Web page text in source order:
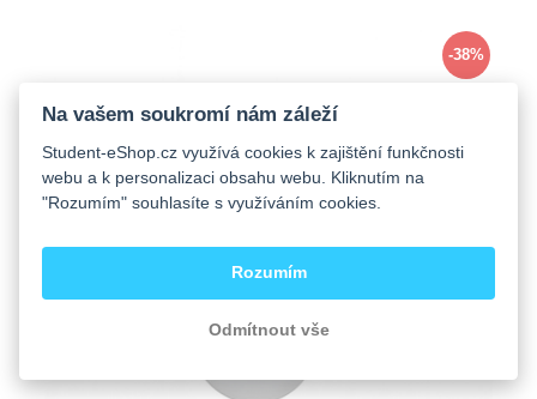
-38%
Na vašem soukromí nám záleží
Student-eShop.cz využívá cookies k zajištění funkčnosti
webu a k personalizaci obsahu webu. Kliknutím na
"Rozumím" souhlasíte s využíváním cookies.
Rozumím
Odmítnout vše